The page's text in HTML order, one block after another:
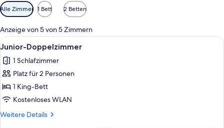
Verfügbare
Filter
für
Zimmer
Alle Zimmer 1 Bett 2 Betten
Anzeige von 5 von 5 Zimmern
Alle
Fotos
für
Junior-
Doppelzimmer
anzeigen
Ein Hotelzimmer mit einem Bett,
8
Junior-Doppelzimmer
1 Schlafzimmer
Platz für 2 Personen
1 King-Bett
Kostenloses WLAN
Weitere Details
Weitere